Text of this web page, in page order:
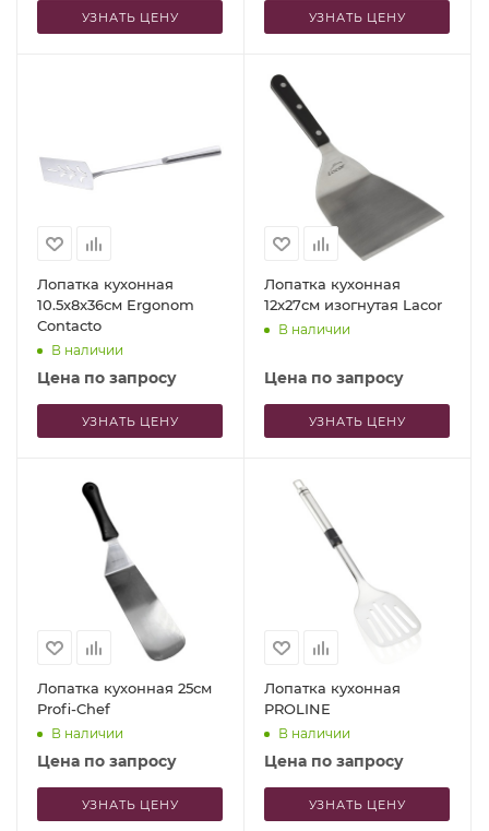
УЗНАТЬ ЦЕНУ УЗНАТЬ ЦЕНУ
Лопатка кухонная
10.5x8x36см Ergonom
Contacto
В наличии
Цена по запросу
УЗНАТЬ ЦЕНУ
Лопатка кухонная
12x27см изогнутая Lacor
В наличии
Цена по запросу
УЗНАТЬ ЦЕНУ
Лопатка кухонная 25см
Profi-Chef
В наличии
Цена по запросу
УЗНАТЬ ЦЕНУ
Лопатка кухонная
PROLINE
В наличии
Цена по запросу
УЗНАТЬ ЦЕНУ